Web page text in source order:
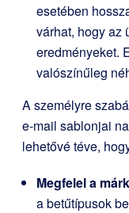
esetében
várhat, hogy az
eredményeket.
valószínűleg
A személyre
e-mail sablonjai
lehetővé téve,
Megfelel a
a betűtípusok